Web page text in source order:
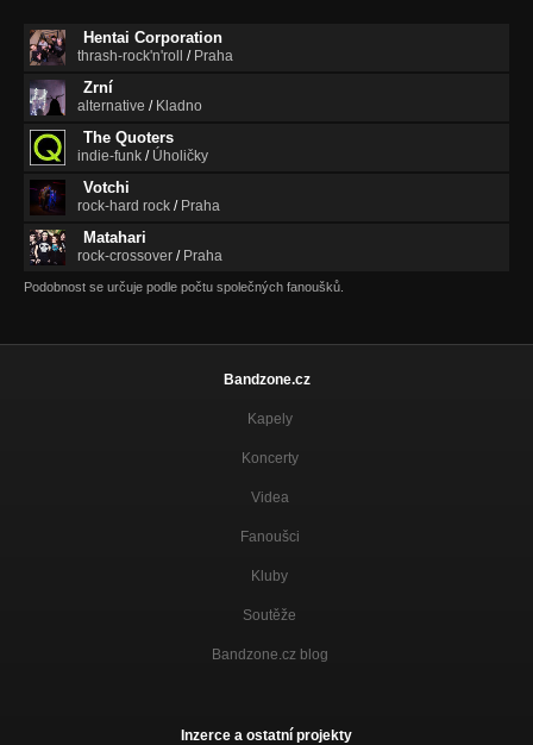
Hentai Corporation
thrash-rock'n'roll / Praha
Zrní
alternative / Kladno
The Quoters
indie-funk / Úholičky
Votchi
rock-hard rock / Praha
Matahari
rock-crossover / Praha
Podobnost se určuje podle počtu společných fanoušků.
Bandzone.cz
Kapely
Koncerty
Videa
Fanoušci
Kluby
Soutěže
Bandzone.cz blog
Inzerce a ostatní projekty